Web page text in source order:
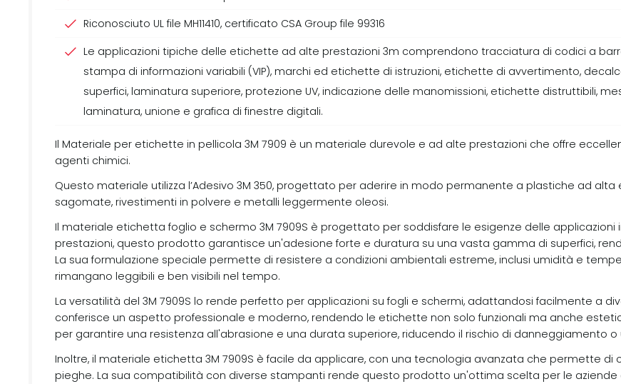
Riconosciuto UL file MH11410, certificato CSA Group file 99316
Le applicazioni tipiche delle etichette ad alte prestazioni 3m comprendono tracciatura di codici a
stampa di informazioni variabili (VIP), marchi ed etichette di istruzioni, etichette di avvertimento,
superfici, laminatura superiore, protezione UV, indicazione delle manomissioni, etichette distruttibili,
laminatura, unione e grafica di finestre digitali.
Il Materiale per etichette in pellicola 3M 7909 è un materiale durevole e ad alte prestazioni che offre
agenti chimici.
Questo materiale utilizza l’Adesivo 3M 350, progettato per aderire in modo permanente a plastiche ad
sagomate, rivestimenti in polvere e metalli leggermente oleosi.
Il materiale etichetta foglio e schermo 3M 7909S è progettato per soddisfare le esigenze delle
prestazioni, questo prodotto garantisce un'adesione forte e duratura su una vasta gamma di superfici,
La sua formulazione speciale permette di resistere a condizioni ambientali estreme, inclusi umidità e
rimangano leggibili e ben visibili nel tempo.
La versatilità del 3M 7909S lo rende perfetto per applicazioni su fogli e schermi, adattandosi facilmente a
conferisce un aspetto professionale e moderno, rendendo le etichette non solo funzionali ma anche
per garantire una resistenza all'abrasione e una durata superiore, riducendo il rischio di danneggiamento
Inoltre, il materiale etichetta 3M 7909S è facile da applicare, con una tecnologia avanzata che permette
pieghe. La sua compatibilità con diverse stampanti rende questo prodotto un'ottima scelta per le